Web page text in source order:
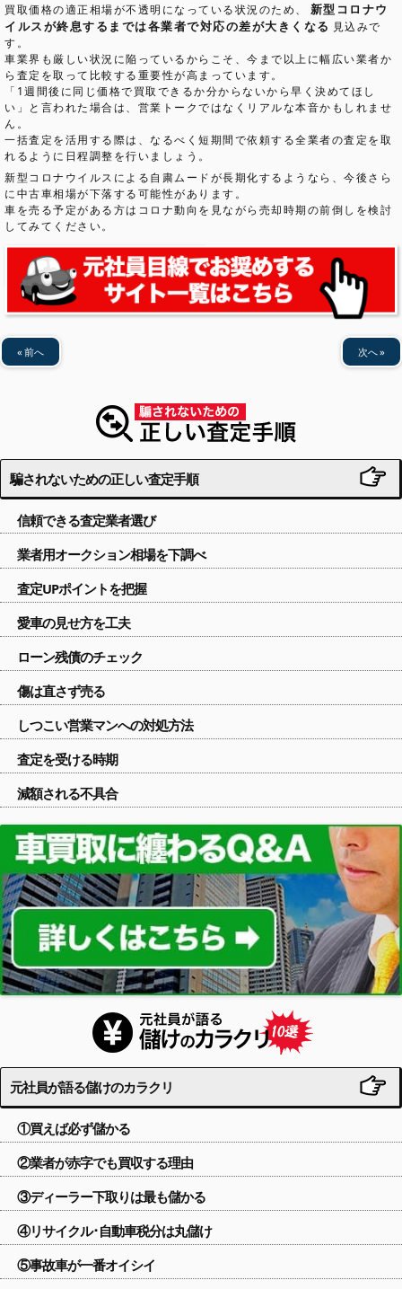
買取価格の適正相場が不透明になっている状況のため、
新型コロナウ
イルスが終息するまでは各業者で対応の差が大きくなる 見込みで
す。
車業界も厳しい状況に陥っているからこそ、今まで以上に幅広い業者か
ら査定を取って比較する重要性が高まっています。
「1週間後に同じ価格で買取できるか分からないから早く決めてほし
い」と言われた場合は、営業トークではなくリアルな本音かもしれませ
ん。
一括査定を活用する際は、なるべく短期間で依頼する全業者の査定を取
れるように日程調整を行いましょう。
新型コロナウイルスによる自粛ムードが長期化するようなら、今後さら
に中古車相場が下落する可能性があります。
車を売る予定がある方はコロナ動向を見ながら売却時期の前倒しを検討
してみてください。
前へ 次へ
騙されないための正しい査定手順
信頼できる査定業者選び
業者用オークション相場を下調べ
査定UPポイントを把握
愛車の見せ方を工夫
ローン残債のチェック
傷は直さず売る
しつこい営業マンへの対処方法
査定を受ける時期
減額される不具合
元社員が語る儲けのカラクリ
①買えば必ず儲かる
②業者が赤字でも買収する理由
③ディーラー下取りは最も儲かる
④リサイクル･自動車税分は丸儲け
⑤事故車が一番オイシイ